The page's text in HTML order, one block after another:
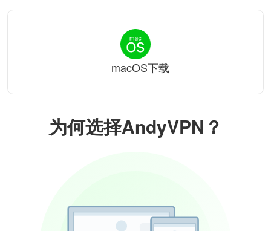
为何选择AndyVPN？
macOS下载